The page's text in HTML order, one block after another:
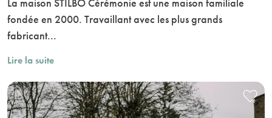
La maison STILBO Cérémonie est une maison familiale
fondée en 2000. Travaillant avec les plus grands
fabricant...
Lire la suite